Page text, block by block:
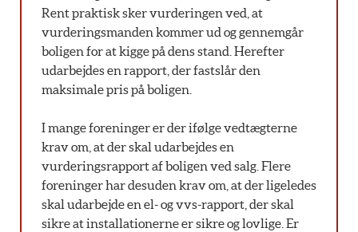
Rent praktisk sker vurderingen ved, at
vurderingsmanden kommer ud og gennemgår
boligen for at kigge på dens stand. Herefter
udarbejdes en rapport, der fastslår den
maksimale pris på boligen.
I mange foreninger er der ifølge vedtægterne
krav om, at der skal udarbejdes en
vurderingsrapport af boligen ved salg. Flere
foreninger har desuden krav om, at der ligeledes
skal udarbejde en el- og vvs-rapport, der skal
sikre at installationerne er sikre og lovlige. Er